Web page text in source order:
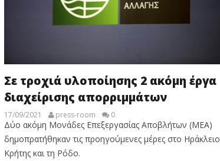
Σε τροχιά υλοποίησης 2 ακόμη έργα
διαχείρισης απορριμμάτων
17/09/2021 press-room 0
Δύο ακόμη Μονάδες Επεξεργασίας Αποβλήτων (ΜΕΑ)
δημοπρατήθηκαν τις προηγούμενες μέρες στο Ηράκλειο
Κρήτης και τη Ρόδο.